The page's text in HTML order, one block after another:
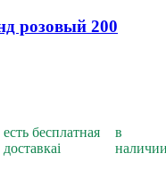
розовый 200
есть бесплатная
доставкаi
в